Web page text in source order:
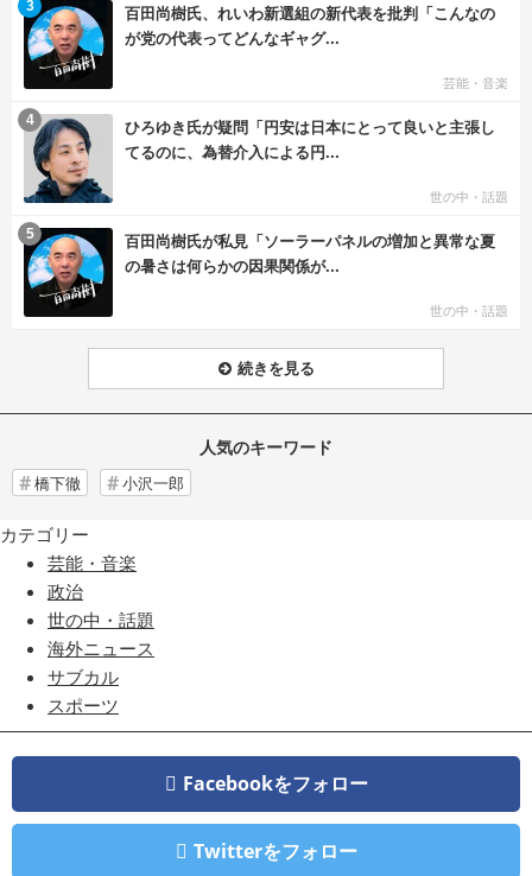
百田尚樹氏、れいわ新選組の新代表を批判「こんなの
が党の代表ってどんなギャグ...
芸能・音楽
3
ひろゆき氏が疑問「円安は日本にとって良いと主張し
てるのに、為替介入による円...
世の中・話題
4
百田尚樹氏が私見「ソーラーパネルの増加と異常な夏
の暑さは何らかの因果関係が...
世の中・話題
5
続きを見る
人気のキーワード
橋下徹 小沢一郎
カテゴリー
芸能・音楽
政治
世の中・話題
海外ニュース
サブカル
スポーツ
Facebookをフォロー
Twitterをフォロー